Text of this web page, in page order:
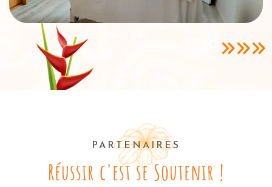
PARTENAIRES
Réussir c'est se Soutenir !